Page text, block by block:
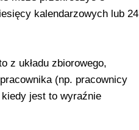
kalendarzowych lub 24
z układu zbiorowego,
(np. pracownicy
jest to wyraźnie